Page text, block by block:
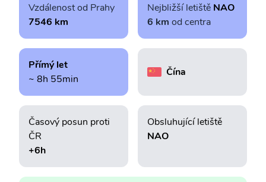
Vzdálenost od Prahy
7546 km
Nejbližší letiště NAO
6 km od centra
Přímý let
~ 8h 55min
Čína
Časový posun proti
ČR
+6h
Obsluhující letiště
NAO